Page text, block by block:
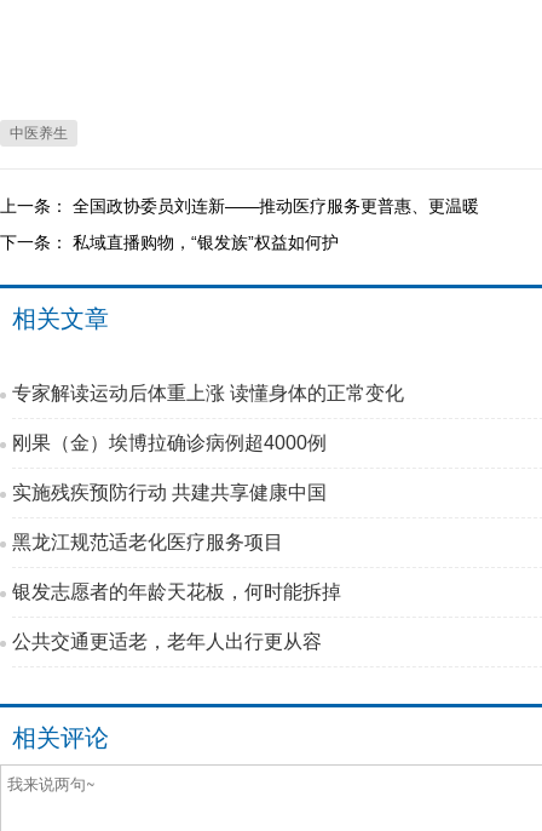
中医养生
上一条： 全国政协委员刘连新——推动医疗服务更普惠、更温暖
下一条： 私域直播购物，“银发族”权益如何护
相关文章
专家解读运动后体重上涨 读懂身体的正常变化
刚果（金）埃博拉确诊病例超4000例
实施残疾预防行动 共建共享健康中国
黑龙江规范适老化医疗服务项目
银发志愿者的年龄天花板，何时能拆掉
公共交通更适老，老年人出行更从容
相关评论